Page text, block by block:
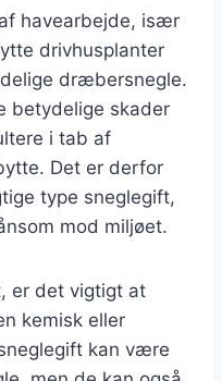
havearbejde, især
drivhusplanter
dræbersnegle.
betydelige skader
i tab af
Det er derfor
type sneglegift,
mod miljøet.
er det vigtigt at
kemisk eller
kan være